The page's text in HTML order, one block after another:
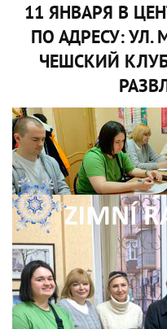
11 ЯНВАРЯ В
ПО АДРЕСУ: УЛ.
ЧЕШСКИЙ